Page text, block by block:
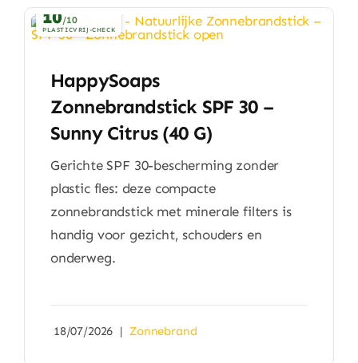
Huishouden
Artikels & Nieuws
10/10
PLASTICVRIJ-CHECK
HappySoaps
Zonnebrandstick SPF 30 –
Sunny Citrus (40 G)
Gerichte SPF 30-bescherming zonder
plastic fles: deze compacte
zonnebrandstick met minerale filters is
handig voor gezicht, schouders en
onderweg.
18/07/2026 | Zonnebrand